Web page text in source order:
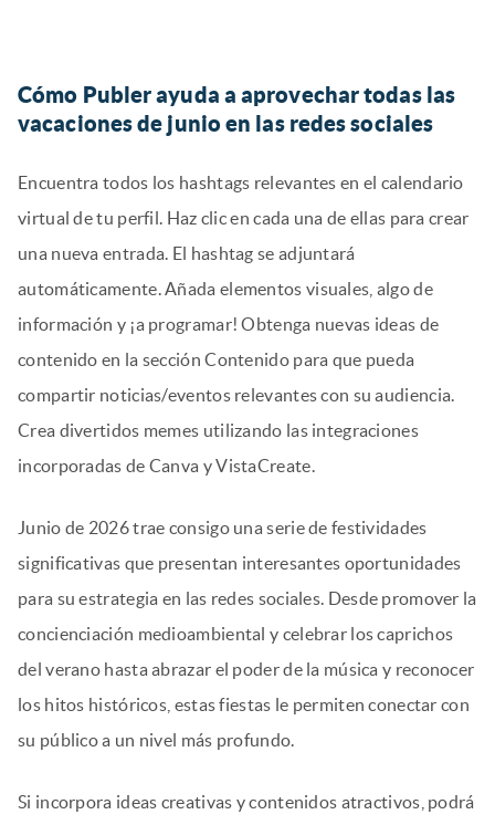
Cómo Publer ayuda a aprovechar todas las
vacaciones de junio en las redes sociales
Encuentra todos los hashtags relevantes en el calendario
virtual de tu perfil. Haz clic en cada una de ellas para crear
una nueva entrada. El hashtag se adjuntará
automáticamente. Añada elementos visuales, algo de
información y ¡a programar! Obtenga nuevas ideas de
contenido en la sección Contenido para que pueda
compartir noticias/eventos relevantes con su audiencia.
Crea divertidos memes utilizando las integraciones
incorporadas de Canva y VistaCreate.
Junio de 2026 trae consigo una serie de festividades
significativas que presentan interesantes oportunidades
para su estrategia en las redes sociales. Desde promover la
concienciación medioambiental y celebrar los caprichos
del verano hasta abrazar el poder de la música y reconocer
los hitos históricos, estas fiestas le permiten conectar con
su público a un nivel más profundo.
Si incorpora ideas creativas y contenidos atractivos, podrá